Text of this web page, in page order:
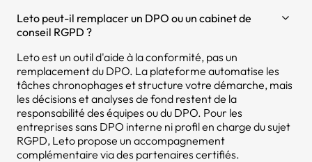
Leto peut-il remplacer un DPO ou un cabinet de
conseil RGPD ?
Leto est un outil d'aide à la conformité, pas un
remplacement du DPO. La plateforme automatise les
tâches chronophages et structure votre démarche, mais
les décisions et analyses de fond restent de la
responsabilité des équipes ou du DPO. Pour les
entreprises sans DPO interne ni profil en charge du sujet
RGPD, Leto propose un accompagnement
complémentaire via des partenaires certifiés.